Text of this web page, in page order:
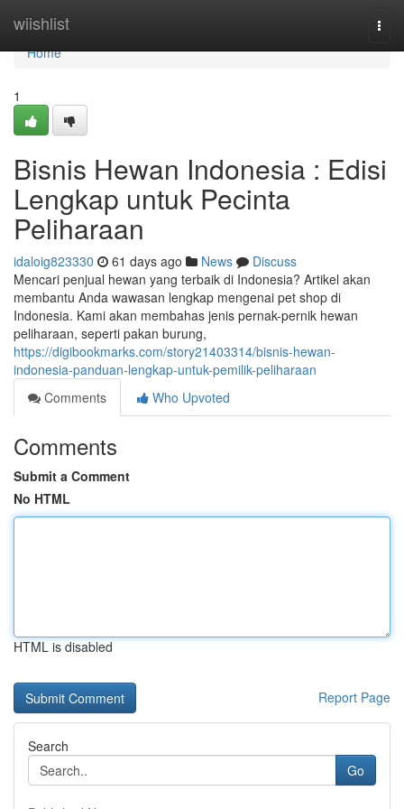
wiishlist
Home
Home
1
Bisnis Hewan Indonesia : Edisi
Lengkap untuk Pecinta
Peliharaan
idaloig823330 61 days ago News
Discuss
Mencari penjual hewan yang terbaik di Indonesia? Artikel akan
membantu Anda wawasan lengkap mengenai pet shop di
Indonesia. Kami akan membahas jenis pernak-pernik hewan
peliharaan, seperti pakan burung,
https://digibookmarks.com/story21403314/bisnis-hewan-
indonesia-panduan-lengkap-untuk-pemilik-peliharaan
Comments
Who Upvoted
Comments
Submit a Comment
No HTML
HTML is disabled
Report Page
Search
Go